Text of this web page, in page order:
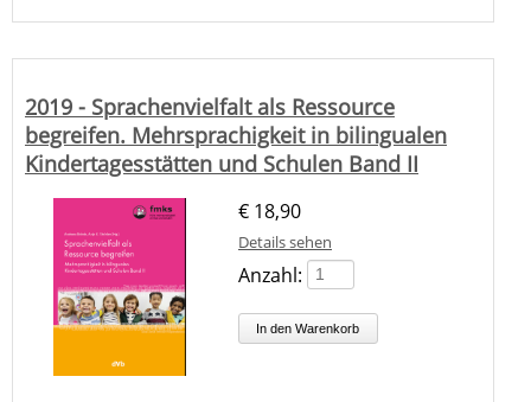
2019 - Sprachenvielfalt als Ressource
begreifen. Mehrsprachigkeit in bilingualen
Kindertagesstätten und Schulen Band II
€ 18,90
Details sehen
Anzahl: